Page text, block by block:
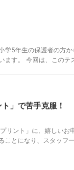
学5年生の保護者の方
ます。 今回は、このテ
」で苦手克服！
リント」に、嬉しい
ことになり、スタッフ